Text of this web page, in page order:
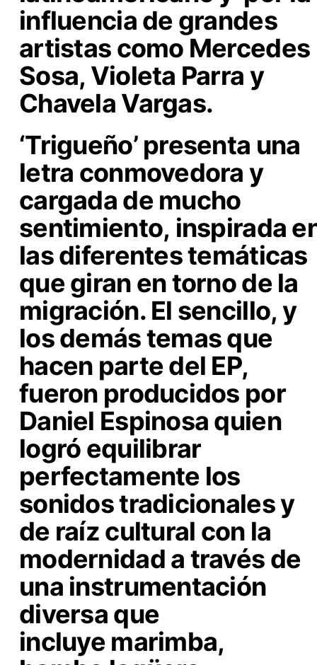
influencia de grandes
artistas como Mercedes
Sosa, Violeta Parra y
Chavela Vargas.
‘Trigueño’ presenta una
letra conmovedora y
cargada de mucho
sentimiento, inspirada
las diferentes temáticas
que giran en torno de la
migración. El sencillo, y
los demás temas que
hacen parte del EP,
fueron producidos por
Daniel Espinosa quien
logró equilibrar
perfectamente los
sonidos tradicionales y
de raíz cultural con la
modernidad a través de
una instrumentación
diversa que
incluye marimba,